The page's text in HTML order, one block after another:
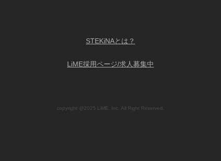
STEKiNAとは？
LiME採用ページ/求人募集中
copyright @2025 LiME, Inc. All Right Reserved.